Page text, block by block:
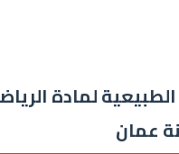
لمادة
عمان